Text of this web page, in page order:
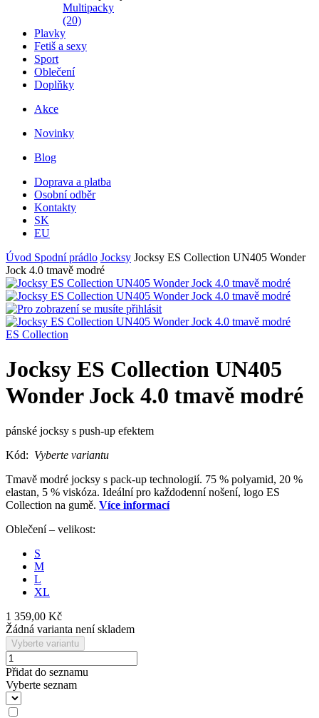
Multipacky
(20)
Plavky
Fetiš a sexy
Sport
Oblečení
Doplňky
Akce
Novinky
Blog
Doprava a platba
Osobní odběr
Kontakty
SK
EU
Úvod Spodní prádlo Jocksy Jocksy ES Collection UN405 Wonder
Jock 4.0 tmavě modré
ES Collection
Jocksy ES Collection UN405
Wonder Jock 4.0 tmavě modré
pánské jocksy s push-up efektem
Kód: Vyberte variantu
Tmavě modré jocksy s pack-up technologií. 75 % polyamid, 20 %
elastan, 5 % viskóza. Ideální pro každodenní nošení, logo ES
Collection na gumě. Více informací
Oblečení – velikost:
S
M
L
XL
1 359,00 Kč
Žádná varianta není skladem
Vyberte variantu
Přidat do seznamu
Vyberte seznam